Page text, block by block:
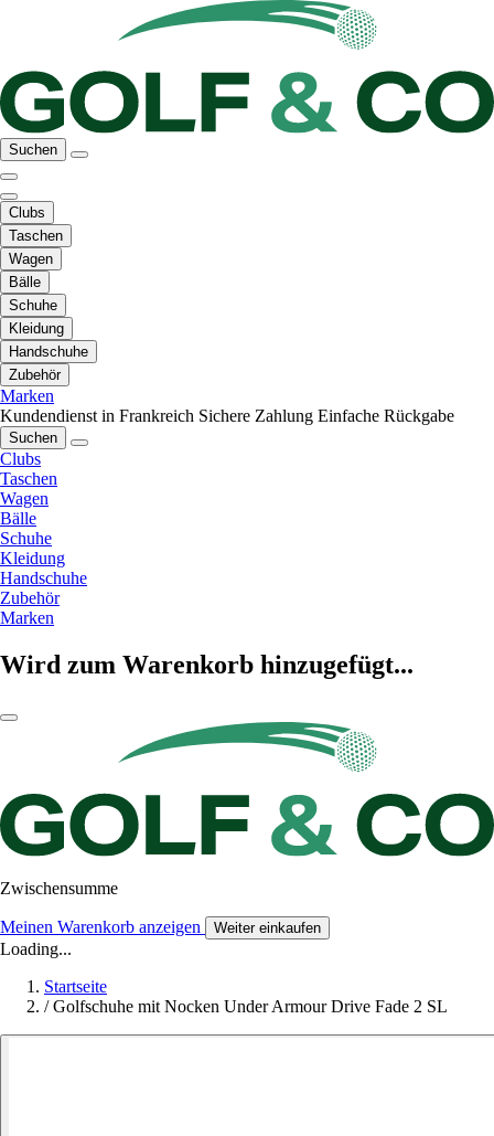
Suchen
Clubs
Taschen
Wagen
Bälle
Schuhe
Kleidung
Handschuhe
Zubehör
Marken
Kundendienst in Frankreich Sichere Zahlung Einfache Rückgabe
Suchen
Clubs
Taschen
Wagen
Bälle
Schuhe
Kleidung
Handschuhe
Zubehör
Marken
Wird zum Warenkorb hinzugefügt...
Zwischensumme
Meinen Warenkorb anzeigen Weiter einkaufen
Loading...
Startseite
/ Golfschuhe mit Nocken Under Armour Drive Fade 2 SL